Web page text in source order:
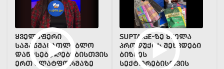
ᲧᲕᲔᲚᲐᲤᲔᲠᲘ
ᲡᲐᲒᲐᲜᲛᲐᲜᲐᲗᲚᲔᲑᲚᲝ
ᲓᲐᲬᲔᲡᲔᲑᲣᲚᲔᲑᲔᲑᲘᲡᲗᲕᲘᲡ
ᲔᲠᲗ ᲞᲚᲐᲢᲤᲝᲠᲛᲐᲖᲔ
SUPTA.GE-ᲖᲔ ᲧᲕᲔᲚᲐ
ᲞᲠᲝᲓᲣᲥᲢᲡ ᲨᲔᲮᲕᲓᲔᲑᲘ
ᲑᲘᲖᲜᲔᲡ
ᲡᲔᲥᲢᲝᲠᲔᲑᲘᲡᲗᲕᲘᲡ